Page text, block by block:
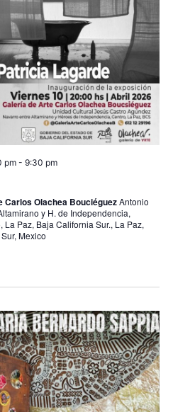
pm- 9:30 pm
Carlos Olachea BouciéguezAntonio
y H. de Independencia,
La Paz, Baja California Sur., La Paz,
Mexico